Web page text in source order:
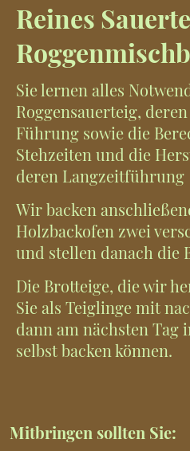
Reines
Sie lernen alles
Roggensauerteig,
Führung sowie die
Stehzeiten und die
deren Langzeitführung
Wir backen
Holzbackofen zwei
und stellen danach die
Die Brotteige, die wir
Sie als Teiglinge mit
dann am nächsten Tag
selbst backen können.
Mitbringen sollten Sie: